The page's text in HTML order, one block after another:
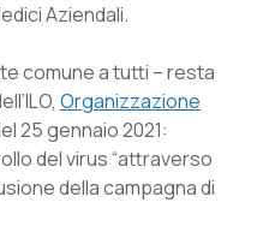
Aziendali.
comune a tutti – resta
Organizzazione
25 gennaio 2021:
del virus “attraverso
della campagna di